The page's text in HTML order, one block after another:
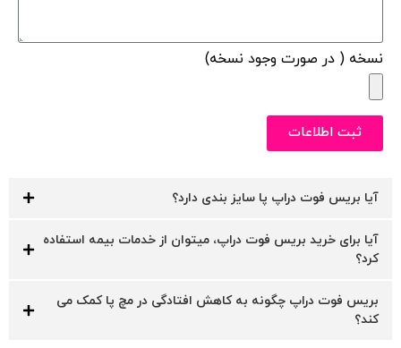
نسخه ( در صورت وجود نسخه)
ثبت اطلاعات
آیا بریس فوت دراپ پا سایز بندی دارد؟
آیا برای خرید بریس فوت دراپ، میتوان از خدمات بیمه استفاده
کرد؟
بریس فوت دراپ چگونه به کاهش افتادگی در مچ پا کمک می
کند؟